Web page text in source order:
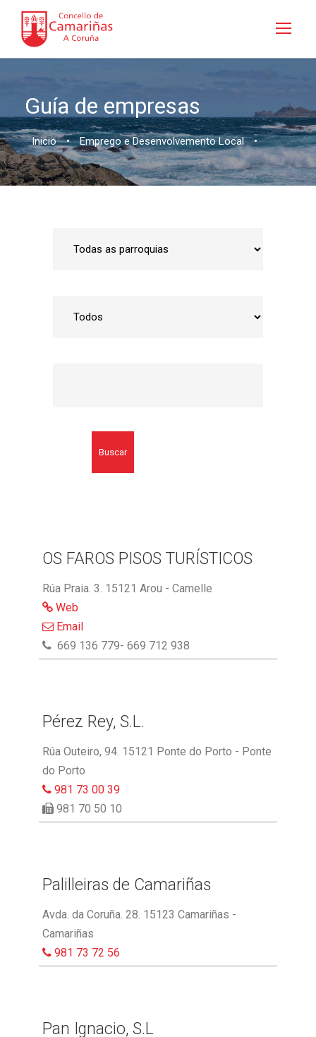
Guía de empresas
Inicio • Emprego e Desenvolvemento Local •
Buscar
OS FAROS PISOS TURÍSTICOS
Rúa Praia. 3. 15121 Arou - Camelle
Web
Email
669 136 779- 669 712 938
Pérez Rey, S.L.
Rúa Outeiro, 94. 15121 Ponte do Porto - Ponte
do Porto
981 73 00 39
981 70 50 10
Palilleiras de Camariñas
Avda. da Coruña. 28. 15123 Camariñas -
Camariñas
981 73 72 56
Pan Ignacio, S.L